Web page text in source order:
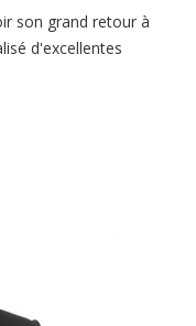
son grand retour à
d'excellentes